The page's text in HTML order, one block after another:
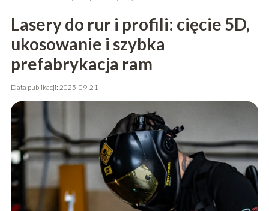
Lasery do rur i profili: cięcie 5D,
ukosowanie i szybka
prefabrykacja ram
Data publikacji: 2025-09-21